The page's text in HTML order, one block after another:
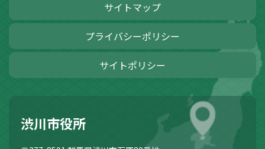
サイトマップ
プライバシーポリシー
サイトポリシー
渋川市役所